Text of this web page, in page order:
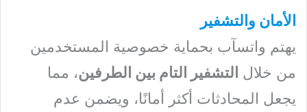
الأمان والتشفير
يهتم واتسآب بحماية خصوصية المستخدمين
من خلال التشفير التام بين الطرفين، مما
يجعل المحادثات أكثر أمانًا، ويضمن عدم